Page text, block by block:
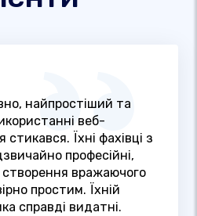
найпростіший та
веб-
Їхні фахівці з
професійні,
вражаючого
простим. Їхній
справді видатні.